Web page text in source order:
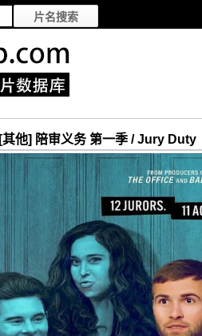
[其他] 陪审义务 第一季 / Jury Duty